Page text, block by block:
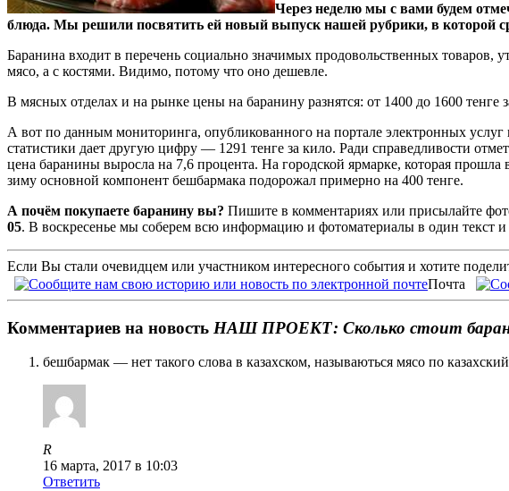
Через неделю мы с вами будем
блюда. Мы решили посвятить ей новый выпуск нашей рубрики, в которой
Баранина входит в перечень социально значимых продовольственных товаров,
мясо, а с костями. Видимо, потому что оно дешевле.
В мясных отделах и на рынке цены на баранину разнятся: от 1400 до 1600
А вот по данным мониторинга, опубликованного на портале электронных
статистики дает другую цифру — 1291 тенге за кило. Ради справедливости
цена баранины выросла на 7,6 процента. На городской ярмарке, которая прошла
зиму основной компонент бешбармака подорожал примерно на 400 тенге.
А почём покупаете баранину вы? Пишите в комментариях или присылайте
05. В воскресенье мы соберем всю информацию и фотоматериалы в один текст
Если Вы стали очевидцем или участником интересного события и хотите
Почта
Комментариев на новость НАШ ПРОЕКТ: Сколько стоит
бешбармак — нет такого слова в казахском, называються мясо по
R
16 марта, 2017 в 10:03
Ответить